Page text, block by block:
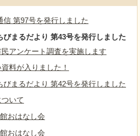
信 第97号を発行しました
びまるだより 第43号を発行しました
アンケート調査を実施します
料が入りました！
びまるだより 第42号を発行しました
いて
おはなし会
おはなし会